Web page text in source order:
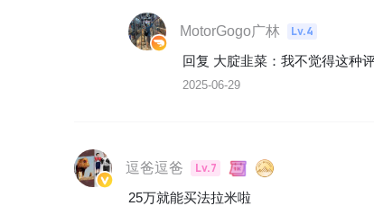
MotorGogo广林 Lv.4
回复 大腚韭菜 ： 我不觉得这种
2025-06-29
逗爸逗爸 Lv.7
25万就能买法拉米啦